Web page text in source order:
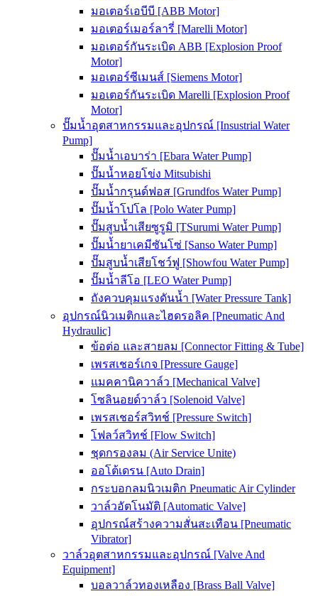
มอเตอร์เอบีบี [ABB Motor]
มอเตอร์เมอร์ลารี่ [Marelli Motor]
มอเตอร์กันระเบิด ABB [Explosion Proof
Motor]
มอเตอร์ซีเมนส์ [Siemens Motor]
มอเตอร์กันระเบิด Marelli [Explosion Proof
Motor]
ปั๊มน้ำอุตสาหกรรมและอุปกรณ์ [Insustrial Water
Pump]
ปั๊มน้ำเอบาร่า [Ebara Water Pump]
ปั๊มน้ำหอยโข่ง Mitsubishi
ปั๊มน้ำกรุนด์ฟอส [Grundfos Water Pump]
ปั๊มน้ำโปโล [Polo Water Pump]
ปั๊มสูบน้ำเสียซูรูมิ [TSurumi Water Pump]
ปั๊มน้ำยาเคมีซันโซ่ [Sanso Water Pump]
ปั๊มสูบน้ำเสียโชว์ฟู [Showfou Water Pump]
ปั๊มน้ำลีโอ [LEO Water Pump]
ถังควบคุมแรงดันน้ำ [Water Pressure Tank]
อุปกรณ์นิวเมติกและไฮดรอลิค [Pneumatic And
Hydraulic]
ข้อต่อ และสายลม [Connector Fitting & Tube]
เพรสเชอร์เกจ [Pressure Gauge]
แมคคานิควาล์ว [Mechanical Valve]
โซลินอยด์วาล์ว [Solenoid Valve]
เพรสเชอร์สวิทช์ [Pressure Switch]
โฟลว์สวิทช์ [Flow Switch]
ชุดกรองลม (Air Service Unite)
ออโต้เดรน [Auto Drain]
กระบอกลมนิวเมติก Pneumatic Air Cylinder
วาล์วอัตโนมัติ [Automatic Valve]
อุปกรณ์สร้างความสั่นสะเทือน [Pneumatic
Vibrator]
วาล์วอุตสาหกรรมและอุปกรณ์ [Valve And
Equipment]
บอลวาล์วทองเหลือง [Brass Ball Valve]